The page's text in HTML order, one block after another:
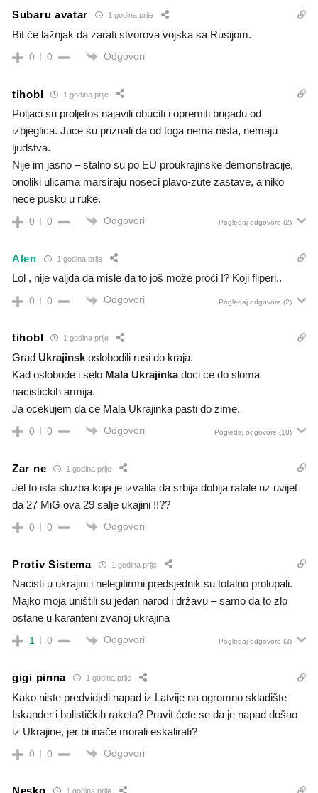
Subaru avatar 1 godina prije
Bit će lažnjak da zarati stvorova vojska sa Rusijom.
0 0 Odgovori
tihobl 1 godina prije
Poljaci su proljetos najavili obuciti i opremiti brigadu od
izbjeglica. Juce su priznali da od toga nema nista, nemaju
ljudstva.
Nije im jasno – stalno su po EU proukrajinske demonstracije,
onoliki ulicama marsiraju noseci plavo-zute zastave, a niko
nece pusku u ruke.
0 0 Odgovori Pogledaj odgovore (2)
Alen 1 godina prije
Lol , nije valjda da misle da to još može proći !? Koji fliperi..
0 0 Odgovori Pogledaj odgovore (2)
tihobl 1 godina prije
Grad Ukrajinsk oslobodili rusi do kraja.
Kad oslobode i selo Mala Ukrajinkadoci ce do sloma
nacistickih armija.
Ja ocekujem da ce Mala Ukrajinka pasti do zime.
0 0 Odgovori Pogledaj odgovore (10)
Zar ne 1 godina prije
Jel to ista sluzba koja je izvalila da srbija dobija rafale uz uvijet
da 27 MiG ova 29 salje ukajini !!??
0 0 Odgovori
Protiv Sistema 1 godina prije
Nacisti u ukrajini i nelegitimni predsjednik su totalno prolupali.
Majko moja uništili su jedan narod i državu – samo da to zlo
ostane u karanteni zvanoj ukrajina
1 0 Odgovori Pogledaj odgovore (3)
gigi pinna 1 godina prije
Kako niste predvidjeli napad iz Latvije na ogromno skladište
Iskander i balističkih raketa? Pravit ćete se da je napad došao
iz Ukrajine, jer bi inače morali eskalirati?
0 0 Odgovori
1 godina prije